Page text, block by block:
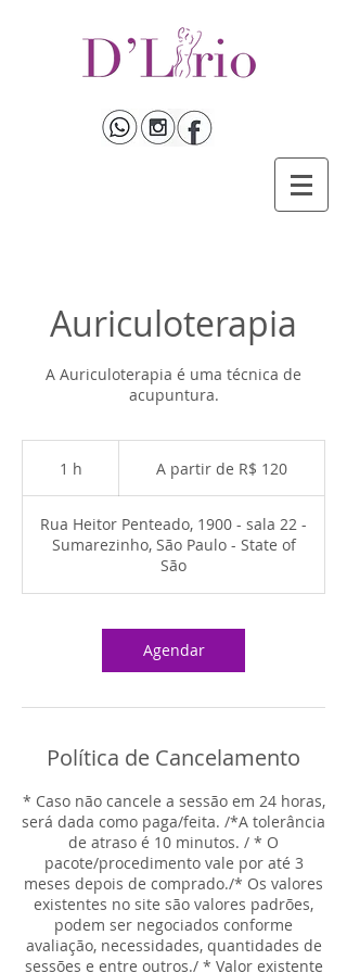
Auriculoterapia
A Auriculoterapia é uma técnica de
acupuntura.
1 h
120
A partir de R$ 120
Rua Heitor Penteado, 1900 - sala 22 -
Sumarezinho, São Paulo - State of
São
Agendar
Política de Cancelamento
* Caso não cancele a sessão em 24 horas,
será dada como paga/feita. /*A tolerância
de atraso é 10 minutos. / * O
pacote/procedimento vale por até 3
meses depois de comprado./* Os valores
existentes no site são valores padrões,
podem ser negociados conforme
avaliação, necessidades, quantidades de
sessões e entre outros./ * Valor existente